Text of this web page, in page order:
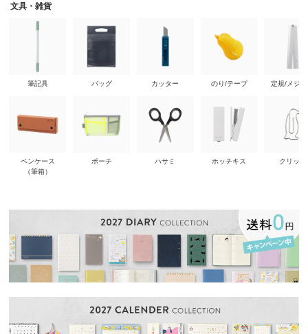
文具・雑貨
筆記具
ペンケース
（筆箱）
バッグ
ポーチ
カッター
ハサミ
のり/テープ
ホッチキス
定規/メジ
クリップ